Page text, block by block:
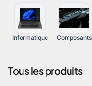
Informatique Composants
Tous les produits